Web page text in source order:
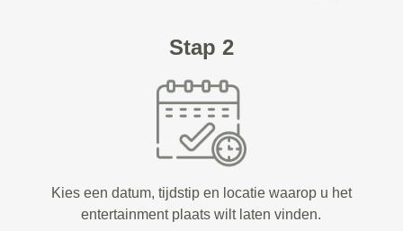
Stap 2
Kies een datum, tijdstip en locatie waarop u het
entertainment plaats wilt laten vinden.